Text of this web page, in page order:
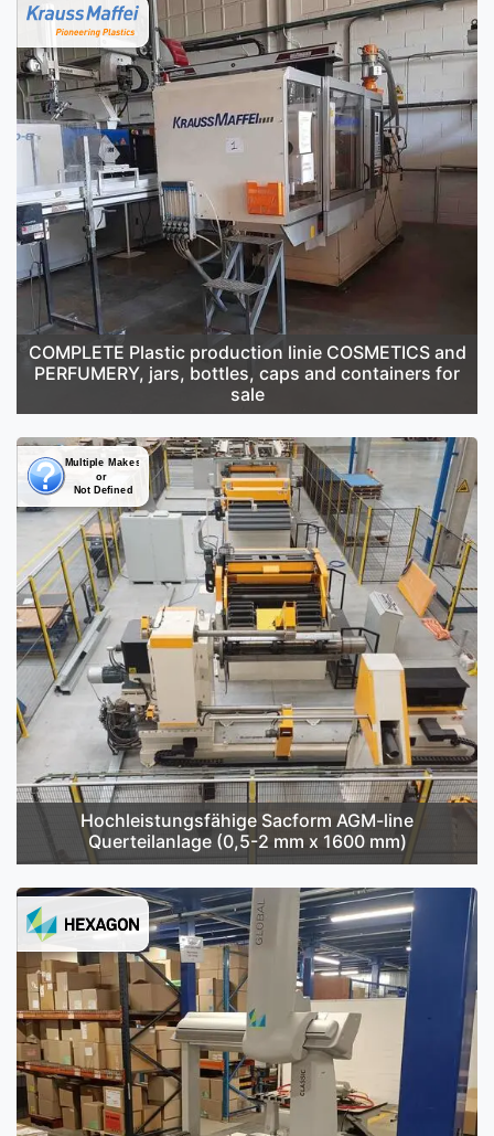
COMPLETE Plastic production linie COSMETICS and
PERFUMERY, jars, bottles, caps and containers for
sale
Hochleistungsfähige Sacform AGM-line
Querteilanlage (0,5-2 mm x 1600 mm)